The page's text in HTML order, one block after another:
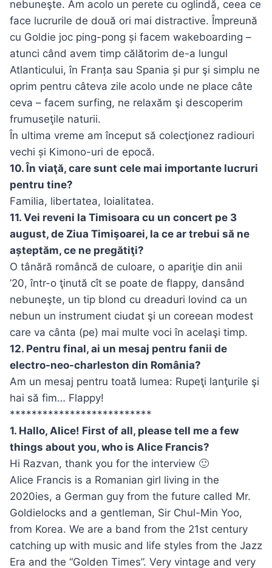
nebuneşte. Am acolo un perete cu oglindă, ceea ce
face lucrurile de două ori mai distractive. Împreună
cu Goldie joc ping-pong și facem wakeboarding –
atunci când avem timp călătorim de-a lungul
Atlanticului, în Franța sau Spania și pur şi simplu ne
oprim pentru câteva zile acolo unde ne place câte
ceva – facem surfing, ne relaxăm şi descoperim
frumuseţile naturii.
În ultima vreme am început să colecţionez radiouri
vechi și Kimono-uri de epocă.
10. În viaţă, care sunt cele mai importante lucruri
pentru tine?
Familia, libertatea, loialitatea.
11. Vei reveni la Timisoara cu un concert pe 3
august, de Ziua Timişoarei, la ce ar trebui să ne
așteptăm, ce ne pregătiţi?
O tânără româncă de culoare, o apariţie din anii
’20, într-o ţinută cît se poate de flappy, dansând
nebuneşte, un tip blond cu dreaduri lovind ca un
nebun un instrument ciudat şi un coreean modest
care va cânta (pe) mai multe voci în acelaşi timp.
12. Pentru final, ai un mesaj pentru fanii de
electro-neo-charleston din România?
Am un mesaj pentru toată lumea: Rupeţi lanţurile şi
hai să fim… Flappy!
**************************
1. Hallo, Alice! First of all, please tell me a few
things about you, who is Alice Francis?
Hi Razvan, thank you for the interview 🙂
Alice Francis is a Romanian girl living in the
2020ies, a German guy from the future called Mr.
Goldielocks and a gentleman, Sir Chul-Min Yoo,
from Korea. We are a band from the 21st century
catching up with music and life styles from the Jazz
Era and the “Golden Times”. Very vintage and very